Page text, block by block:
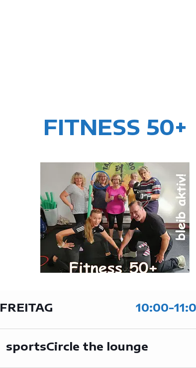
FITNESS 50+
FREITAG 10:00-
sportsCircle the lounge